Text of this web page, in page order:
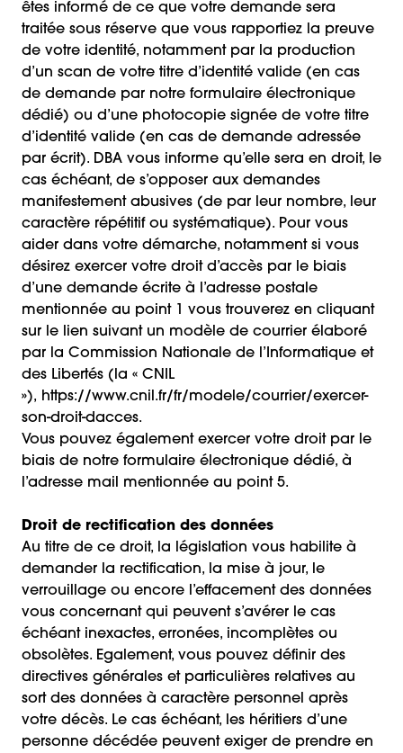
êtes informé de ce que votre demande sera
traitée sous réserve que vous rapportiez la preuve
de votre identité, notamment par la production
d’un scan de votre titre d’identité valide (en cas
de demande par notre formulaire électronique
dédié) ou d’une photocopie signée de votre titre
d’identité valide (en cas de demande adressée
par écrit). DBA vous informe qu’elle sera en droit, le
cas échéant, de s’opposer aux demandes
manifestement abusives (de par leur nombre, leur
caractère répétitif ou systématique). Pour vous
aider dans votre démarche, notamment si vous
désirez exercer votre droit d’accès par le biais
d’une demande écrite à l’adresse postale
mentionnée au point 1 vous trouverez en cliquant
sur le lien suivant un modèle de courrier élaboré
par la Commission Nationale de l’Informatique et
des Libertés (la « CNIL
»), https://www.cnil.fr/fr/modele/courrier/exercer-
son-droit-dacces.
Vous pouvez également exercer votre droit par le
biais de notre formulaire électronique dédié, à
l’adresse mail mentionnée au point 5.
Droit de rectification des données
Au titre de ce droit, la législation vous habilite à
demander la rectification, la mise à jour, le
verrouillage ou encore l’effacement des données
vous concernant qui peuvent s’avérer le cas
échéant inexactes, erronées, incomplètes ou
obsolètes. Egalement, vous pouvez définir des
directives générales et particulières relatives au
sort des données à caractère personnel après
votre décès. Le cas échéant, les héritiers d’une
personne décédée peuvent exiger de prendre en